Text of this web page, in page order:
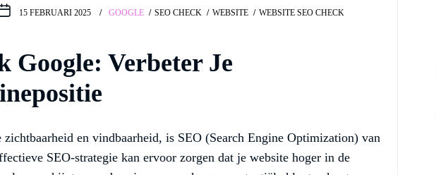
15 FEBRUARI 2025 GOOGLE SEO CHECK WEBSITE WEBSITE SEO CHECK
Google: Verbeter Je
en vindbaarheid, is SEO (Search Engine Optimization) van
SEO-strategie kan ervoor zorgen dat je website hoger in de